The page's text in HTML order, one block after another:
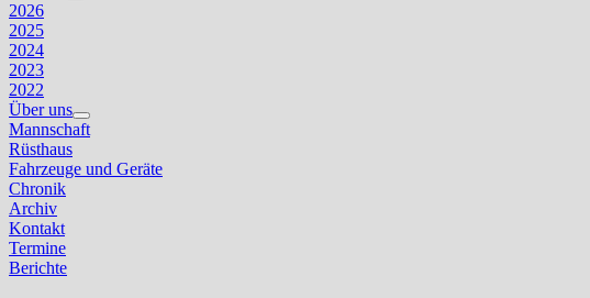
Untermenü
2026
2025
2024
2023
2022
Über uns
Untermenü
anzeigen
Mannschaft
Rüsthaus
Fahrzeuge und Geräte
Chronik
Archiv
Kontakt
Termine
Berichte